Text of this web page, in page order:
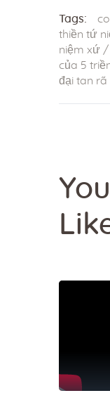
Tags:
thiền tứ
niệm xứ /
của 5
đại tan rã